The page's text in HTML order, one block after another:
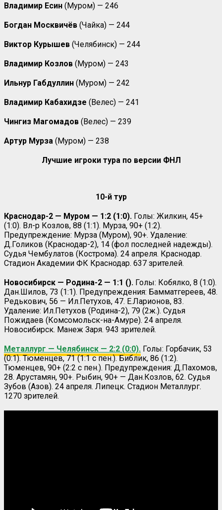
Владимир Есин (Муром) — 246
Богдан Москвичёв (Чайка) — 244
Виктор Курышев (Челябинск) — 244
Владимир Козлов (Муром) — 243
Ильнур Габдуллин (Муром) — 242
Владимир Кабахидзе (Велес) — 241
Чингиз Магомадов (Велес) — 239
Артур Мурза (Муром) — 238
Лучшие игроки тура по версии ФНЛ
10-й тур
Краснодар-2 — Муром — 1:2 (1:0). Голы: Жилкин, 45+
(1:0). Вл-р Козлов, 88 (1:1). Мурза, 90+ (1:2).
Предупреждение: Мурза (Муром), 90+. Удаление:
Д.Голиков (Краснодар-2), 14 (фол последней надежды).
Судья Чембулатов (Кострома). 24 апреля. Краснодар.
Стадион Академии ФК Краснодар. 637 зрителей.
Новосибирск — Родина-2 — 1:1 (). Голы: Кобялко, 8 (1:0).
Дан.Шилов, 73 (1:1). Предупреждения: Бамматгереев, 48.
Редькович, 56 — Ил.Петухов, 47. Е.Ларионов, 83.
Удаление: Ил.Петухов (Родина-2), 79 (2ж.). Судья
Пожидаев (Комсомольск-на-Амуре). 24 апреля.
Новосибирск. Манеж Заря. 943 зрителей.
Металлург — Челябинск — 2:2 (0:0). Голы: Горбачик, 53
(0:1). Тюменцев, 71 (1:1 с пен.). Библик, 86 (1:2).
Тюменцев, 90+ (2:2 с пен.). Предупреждения: Д.Пахомов,
28. Арустамян, 90+. Рыбин, 90+ — Дан.Козлов, 62. Судья
Зубов (Азов). 24 апреля. Липецк. Стадион Металлург.
1270 зрителей.